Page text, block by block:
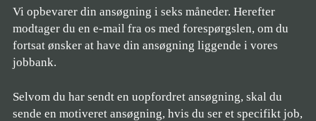
Vi opbevarer din ansøgning i seks måneder. Herefter
modtager du en e-mail fra os med forespørgslen, om du
fortsat ønsker at have din ansøgning liggende i vores
jobbank.
Selvom du har sendt en uopfordret ansøgning, skal du
sende en motiveret ansøgning, hvis du ser et specifikt job,